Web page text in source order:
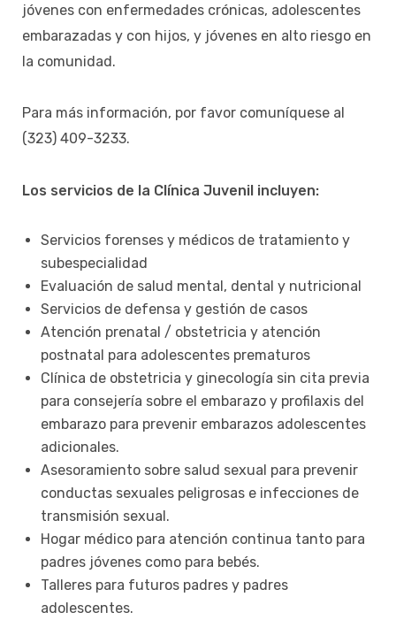
jóvenes con enfermedades crónicas, adolescentes
embarazadas y con hijos, y jóvenes en alto riesgo en
la comunidad.
Para más información, por favor comuníquese al
(323) 409-3233.
Los servicios de la Clínica Juvenil incluyen:
Servicios forenses y médicos de tratamiento y
subespecialidad
Evaluación de salud mental, dental y nutricional
Servicios de defensa y gestión de casos
Atención prenatal / obstetricia y atención
postnatal para adolescentes prematuros
Clínica de obstetricia y ginecología sin cita previa
para consejería sobre el embarazo y profilaxis del
embarazo para prevenir embarazos adolescentes
adicionales.
Asesoramiento sobre salud sexual para prevenir
conductas sexuales peligrosas e infecciones de
transmisión sexual.
Hogar médico para atención continua tanto para
padres jóvenes como para bebés.
Talleres para futuros padres y padres
adolescentes.